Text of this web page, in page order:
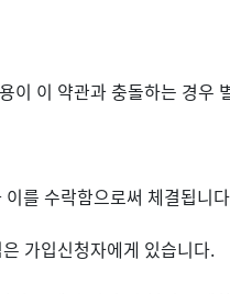
이 약관과 충돌하는 경우
를 수락함으로써 체결됩니
가입신청자에게 있습니다.